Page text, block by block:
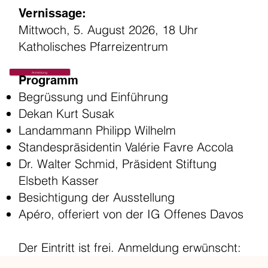
Vernissage:
Mittwoch, 5. August 2026, 18 Uhr
Katholisches Pfarreizentrum
Programm
Begrüssung und Einführung
Dekan Kurt Susak
Landammann Philipp Wilhelm
Standespräsidentin Valérie Favre Accola
Dr. Walter Schmid, Präsident Stiftung
Elsbeth Kasser
Besichtigung der Ausstellung
Apéro, offeriert von der IG Offenes Davos
Der Eintritt ist frei. Anmeldung erwünscht:
Anmeldung